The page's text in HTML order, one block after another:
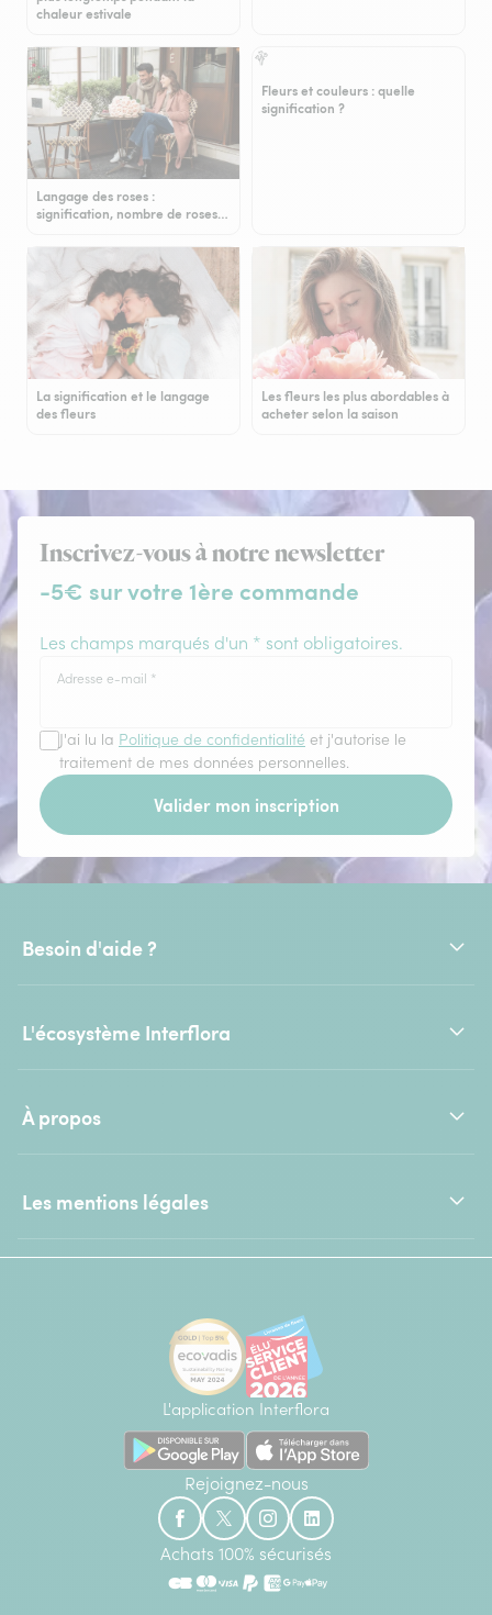
chaleur estivale
Langage des roses :
signification, nombre de roses…
Fleurs et couleurs : quelle
signification ?
La signification et le langage
des fleurs
Les fleurs les plus abordables à
acheter selon la saison
Inscrivez-vous à notre newsletter
-5€ sur votre 1ère commande
Les champs marqués d'un * sont obligatoires.
Adresse e-mail *
J'ai lu la Politique de confidentialité et j'autorise le
traitement de mes données personnelles.
Valider mon inscription
Besoin d'aide ?
L'écosystème Interflora
À propos
Les mentions légales
L'application Interflora
Rejoignez-nous
Achats 100% sécurisés